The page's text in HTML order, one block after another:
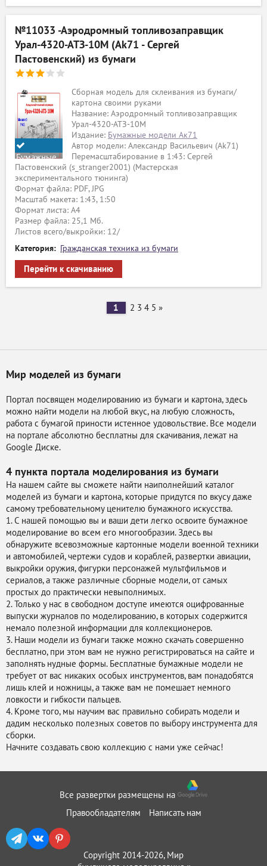
№11033 -Аэродромный топливозаправщик
Урал-4320-АТЗ-10М (Ak71 - Сергей
Пастовенский) из бумаги
Бумажные
модели
Ak71
Сборная модель для склеивания из бумаги/
картона своими руками
Название: Аэродромный топливозаправщик
Урал-4320-АТЗ-10М
Издание: Бумажные модели Ак71
Автор модели: Александр Васильевич (Ak71)
Перемасштабирование в 1:43: Сергей
Пастовенский (s_stranger2001) (Мастерская
экспериментального тюнинга)
Формат файла: PDF, JPG
Масштаб макета: 1:43, 1:50
Формат листа: А4
Размер файла: 25,1 Мб.
Листов всего/выкройки: 12/
Категория: Гражданская техника из бумаги
Перейти к скачиванию
1 2 3 4 5 »
Мир моделей из бумаги
Портал посвящен моделированию из бумаги и картона, здесь
можно найти модели на любой вкус, на любую сложность,
работа с бумагой приности истенное удовольствие. Все модели
на портале абсолютно бесплатны для скачивания, лежат на
Google Диске.
4 пункта портала моделирования из бумаги
На нашем сайте вы сможете найти наиполнейший каталог
моделей из бумаги и картона, которые придутся по вкусу даже
самому требовательному ценителю бумажного искусства.
1. С нашей помощью вы и ваши дети легко освоите бумажное
моделирование во всем его многообразии. Здесь вы
обнаружите всевозможные картонные модели военной техники
и автомобилей, чертежи судов и кораблей, развертки авиации,
выкройки оружия, фигурки персонажей мультфильмов и
сериалов, а также различные сборные модели, от самых
простых до практически невыполнимых.
2. Только у нас в свободном доступе имеются оцифрованные
выпуски журналов по моделированию, в которых содержится
немало полезной информации для коллекционеров.
3. Наши модели из бумаги также можно скачать совершенно
бесплатно, при этом вам не нужно регистрироваться на сайте и
заполнять нудные формы. Бесплатные бумажные модели не
требует от вас никаких особых инструментов, вам понадобятся
лишь клей и ножницы, а также вам не помешает немного
ловкости и гибкости пальцев.
4. Кроме того, мы научим вас правильно собирать модели и
дадим несколько полезных советов по выбору инструмента для
сборки.
Начните создавать свою коллекцию с нами уже сейчас!
Все развертки размещены на
Правообладателям
Написать нам
Copyright 2014-2026, Мир